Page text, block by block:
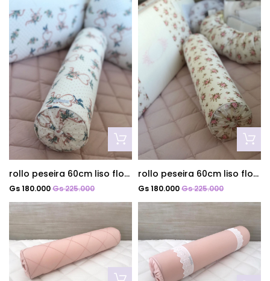
rollo peseira 60cm liso floral pajaros
Gs 180.000Gs 225.000
rollo peseira 60cm liso floral angel
Gs 180.000Gs 225.000